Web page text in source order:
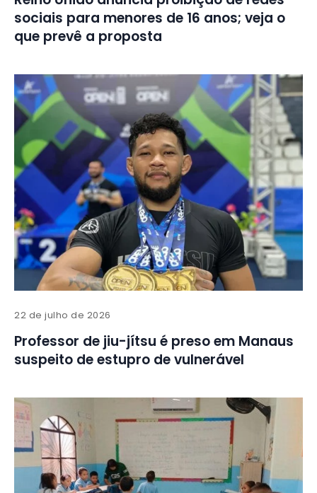
sociais para menores de 16 anos; veja o
que prevê a proposta
22 de julho de 2026
Professor de jiu-jítsu é preso em Manaus
suspeito de estupro de vulnerável